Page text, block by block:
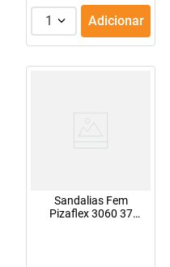
1 Adicionar
Sandalias Fem
Pizaflex 3060 37